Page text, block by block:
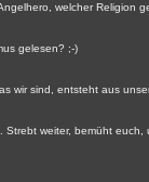
welcher Religion
gelesen? ;-)
wir sind, entsteht aus
Strebt weiter, bemüht